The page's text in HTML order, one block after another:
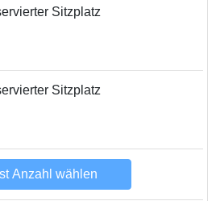
Sitzplatz
Sitzplatz
Anzahl wählen